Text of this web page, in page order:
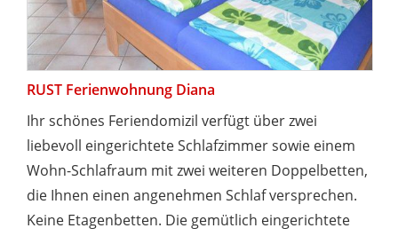
RUST Ferienwohnung Diana
Ihr schönes Feriendomizil verfügt über zwei
liebevoll eingerichtete Schlafzimmer sowie einem
Wohn-Schlafraum mit zwei weiteren Doppelbetten,
die Ihnen einen angenehmen Schlaf versprechen.
Keine Etagenbetten. Die gemütlich eingerichtete